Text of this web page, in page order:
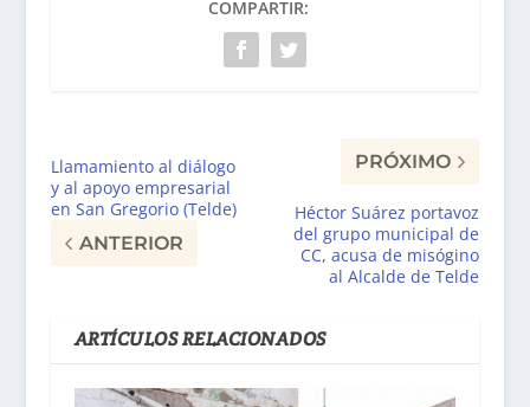
COMPARTIR:
Llamamiento al diálogo
y al apoyo empresarial
en San Gregorio (Telde)
ANTERIOR
PRÓXIMO
Héctor Suárez portavoz
del grupo municipal de
CC, acusa de misógino
al Alcalde de Telde
ARTÍCULOS RELACIONADOS